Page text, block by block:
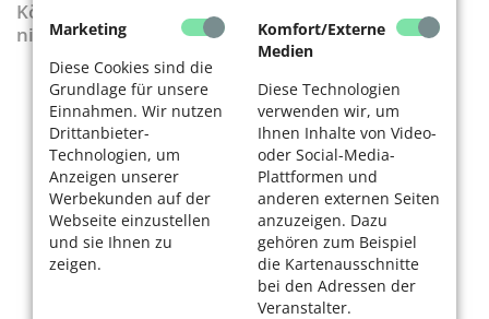
Marketing
Diese Cookies sind die
Grundlage für unsere
Einnahmen. Wir nutzen
Drittanbieter-
Technologien, um
Anzeigen unserer
Werbekunden auf der
Webseite einzustellen
und sie Ihnen zu
zeigen.
Komfort/Externe
Medien
Diese Technologien
verwenden wir, um
Ihnen Inhalte von Video-
oder Social-Media-
Plattformen und
anderen externen Seiten
anzuzeigen. Dazu
gehören zum Beispiel
die Kartenausschnitte
bei den Adressen der
Veranstalter.
KölnerLeben-Sonderausgabe „Wenn die Rente
nicht reicht“